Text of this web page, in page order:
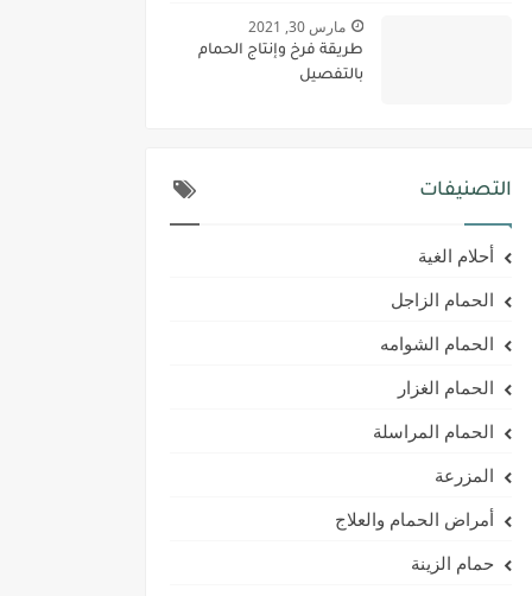
مارس 30, 2021
طريقة فرخ وإنتاج الحمام
بالتفصيل
التصنيفات
أحلام الغية
الحمام الزاجل
الحمام الشوامه
الحمام الغزار
الحمام المراسلة
المزرعة
أمراض الحمام والعلاج
حمام الزينة